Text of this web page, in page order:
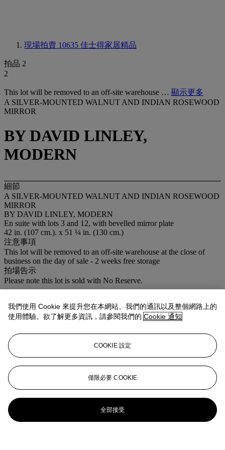
現場拍賣 10635 佳士得家居精品
拍品 2
2
This lot will be removed to an off-site warehouse … 顯示更多
A SILVER-MOUNTED WALNUT AND INDIAN ROSEWOOD
MIRROR
BY DAVID LINLEY,
MODERN
細節
A SILVER-MOUNTED WALNUT AND INDIAN ROSEWOOD
MIRROR
BY DAVID LINLEY, MODERN
En suite with lots 3 and 12, with bevelled mirror plate
42 in. (107 cm.). x 51 ¼ in. (130 cm.)
注意事項
This lot will be removed to an off-site warehouse at the close of
business on the day of sale - 2 weeks free storage
拍場告示
Please note this lot is sold with No Reserve.
瀏覽狀況報告
更多來自佳士得家居精品
查看全部
查看全部
我們使用 Cookie 來提升您在本網站、我們的通訊以及整個網路上的
使用體驗。欲了解更多資訊，請參閱我們的 Cookie 通知
COOKIE 設定
僅限必要 COOKIE
全部接受